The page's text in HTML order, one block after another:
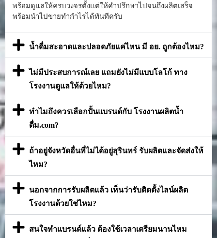
พร้อมดูแลให้ครบวงจรตั้งแต่ให้คำปรึกษาไปจนถึงผลิตเสร็จ
พร้อมนำไปขายทำกำไรได้ทันทีครับ
น้ำดื่มสะอาดและปลอดภัยแค่ไหน มี อย. ถูกต้องไหม?
ไม่มีประสบการณ์เลย แถมยังไม่มีแบบโลโก้ ทาง
โรงงานดูแลให้ด้วยไหม?
ทำไมถึงควรเลือกปั้นแบรนด์กับ โรงงานผลิตน้ำ
ดื่ม.com?
ถ้าอยู่จังหวัดอื่นที่ไม่ได้อยู่สุรินทร์ รับผลิตและจัดส่งให้
ไหม?
นอกจากการรับผลิตแล้ว เห็นว่ารับติดตั้งไลน์ผลิต
โรงงานด้วยใช่ไหม?
สนใจทำแบรนด์แล้ว ต้องใช้เวลาเตรียมนานไหม